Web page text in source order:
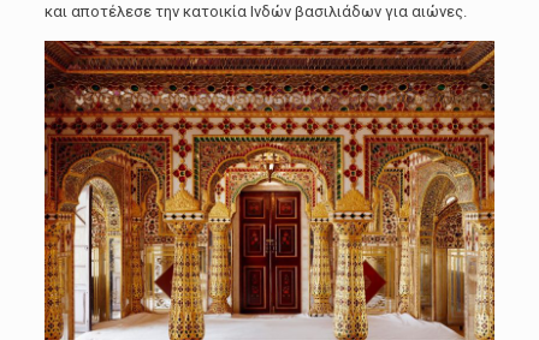
και αποτέλεσε την κατοικία Ινδών βασιλιάδων για αιώνες.